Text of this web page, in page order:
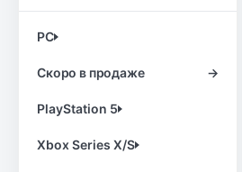
PC
Скоро в продаже →
PlayStation 5
Xbox Series X/S